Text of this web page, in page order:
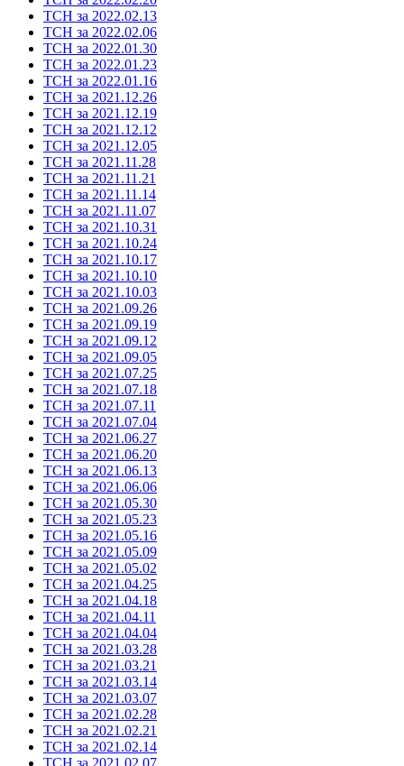
ТСН за 2022.02.13
ТСН за 2022.02.06
ТСН за 2022.01.30
ТСН за 2022.01.23
ТСН за 2022.01.16
ТСН за 2021.12.26
ТСН за 2021.12.19
ТСН за 2021.12.12
ТСН за 2021.12.05
ТСН за 2021.11.28
ТСН за 2021.11.21
ТСН за 2021.11.14
ТСН за 2021.11.07
ТСН за 2021.10.31
ТСН за 2021.10.24
ТСН за 2021.10.17
ТСН за 2021.10.10
ТСН за 2021.10.03
ТСН за 2021.09.26
ТСН за 2021.09.19
ТСН за 2021.09.12
ТСН за 2021.09.05
ТСН за 2021.07.25
ТСН за 2021.07.18
ТСН за 2021.07.11
ТСН за 2021.07.04
ТСН за 2021.06.27
ТСН за 2021.06.20
ТСН за 2021.06.13
ТСН за 2021.06.06
ТСН за 2021.05.30
ТСН за 2021.05.23
ТСН за 2021.05.16
ТСН за 2021.05.09
ТСН за 2021.05.02
ТСН за 2021.04.25
ТСН за 2021.04.18
ТСН за 2021.04.11
ТСН за 2021.04.04
ТСН за 2021.03.28
ТСН за 2021.03.21
ТСН за 2021.03.14
ТСН за 2021.03.07
ТСН за 2021.02.28
ТСН за 2021.02.21
ТСН за 2021.02.14
ТСН за 2021.02.07